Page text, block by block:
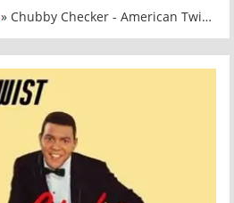
» Chubby Checker - American Twist [Remastered, 24-bit Hi-Res] (2025) FLAC